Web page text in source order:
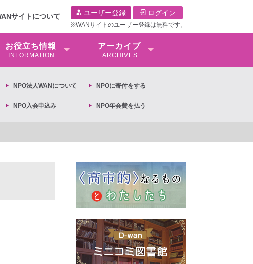
サイトについて ユーザー登録 ログイン
※WANサイトのユーザー登録は無料です。
お役⽴ち情報
INFORMATION
アーカイブ
ARCHIVES
NPO法⼈WANについて NPOに寄付をする
NPO入会申込み NPO年会費を払う